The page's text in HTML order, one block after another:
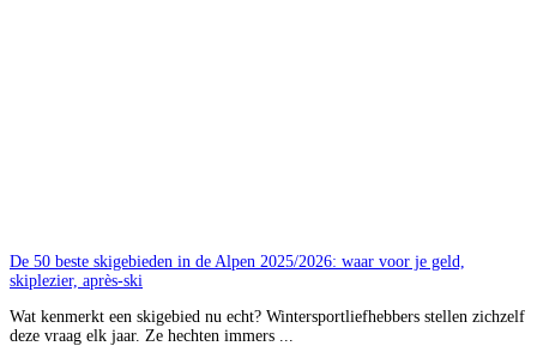
De 50 beste skigebieden in de Alpen 2025/2026: waar voor je geld,
skiplezier, après-ski
Wat kenmerkt een skigebied nu echt? Wintersportliefhebbers stellen zichzelf
deze vraag elk jaar. Ze hechten immers ...